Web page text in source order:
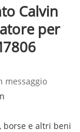
Calvin
per
messaggio
borse e altri beni